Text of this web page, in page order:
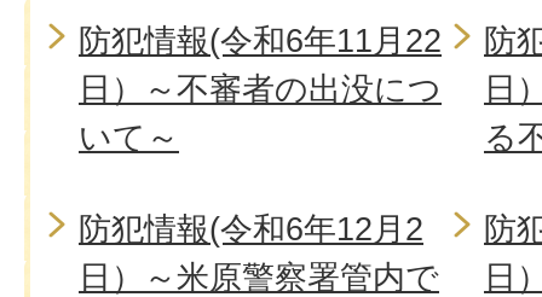
防犯情報(令和6年11月22
日）～不審者の出没につ
いて～
防
日
る
防犯情報(令和6年12月2
日）～米原警察署管内で
防
日